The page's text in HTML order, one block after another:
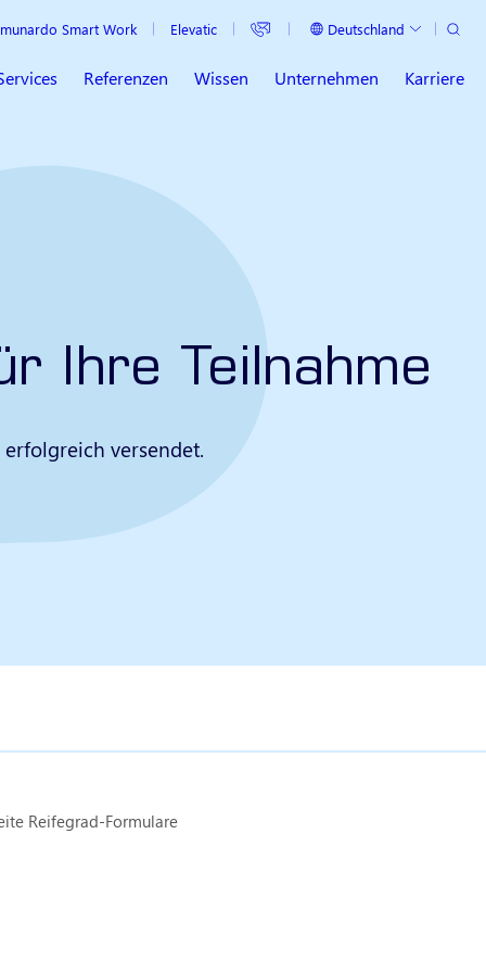
Smart Work Elevatic Aktuelles Land
Deutschland Suche
Referenzen Wissen Unternehmen Karriere
Ihre Teilnahme
versendet.
Reifegrad-Formulare